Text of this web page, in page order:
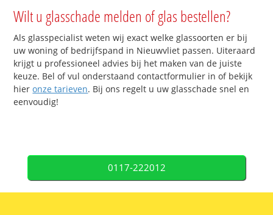
Wilt u glasschade melden of glas bestellen?
Als glasspecialist weten wij exact welke glassoorten er bij
uw woning of bedrijfspand in Nieuwvliet passen. Uiteraard
krijgt u professioneel advies bij het maken van de juiste
keuze. Bel of vul onderstaand contactformulier in of bekijk
hieronze tarieven. Bij ons regelt u uw glasschade snel en
eenvoudig!
0117-222012